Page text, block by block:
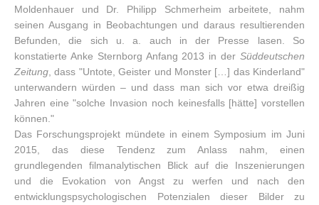
Moldenhauer und Dr. Philipp Schmerheim arbeitete, nahm
seinen Ausgang in Beobachtungen und daraus resultierenden
Befunden, die sich u. a. auch in der Presse lasen. So
konstatierte Anke Sternborg Anfang 2013 in der Süddeutschen
Zeitung , dass "Untote, Geister und Monster […] das Kinderland"
unterwandern würden – und dass man sich vor etwa dreißig
Jahren eine "solche Invasion noch keinesfalls [hätte] vorstellen
können."
Das Forschungsprojekt mündete in einem Symposium im Juni
2015, das diese Tendenz zum Anlass nahm, einen
grundlegenden filmanalytischen Blick auf die Inszenierungen
und die Evokation von Angst zu werfen und nach den
entwicklungspsychologischen Potenzialen dieser Bilder zu